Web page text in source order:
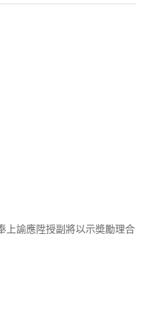
上諭應陞授副將以示奬勵理合